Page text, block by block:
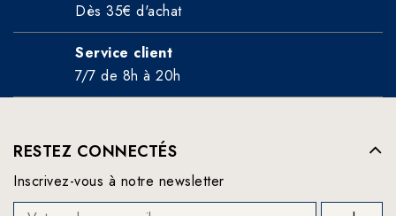
Dès 35€ d'achat
Service client
7/7 de 8h à 20h
RESTEZ CONNECTÉS
Inscrivez-vous à notre newsletter